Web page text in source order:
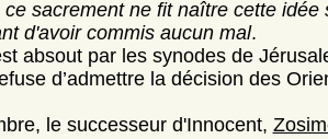
sacrement ne fit naître cette
d'avoir commis aucun mal.
absout par les synodes de
d’admettre la décision des
le successeur d'Innocent,